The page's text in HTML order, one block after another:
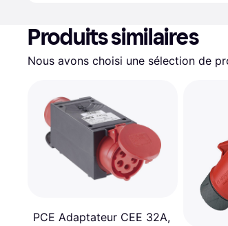
Produits similaires
Nous avons choisi une sélection de
PCE Adaptateur CEE 32A,